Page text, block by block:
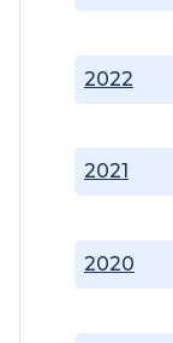
2020
2021
2022